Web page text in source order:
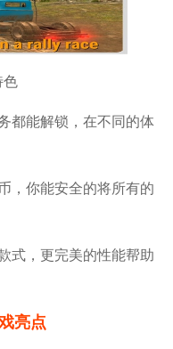
都能解锁，在不同的体
，你能安全的将所有的
式，更完美的性能帮助
亮点